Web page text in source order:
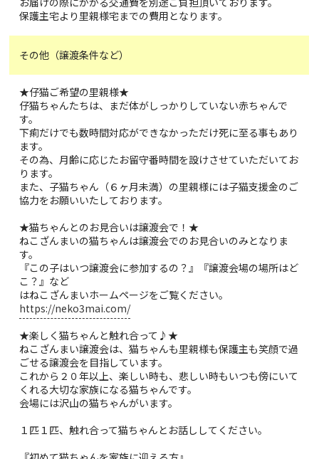
保護主宅より里親様宅までの費用となります。
その他（譲渡条件など）
★仔猫ご希望の里親様★
仔猫ちゃんたちは、まだ体がしっかりしていない赤ちゃんで
す。
下痢だけでも数時間対応ができなかっただけ死に至る事もあり
ます。
その為、月齢に応じたお留守番時間を設けさせていただいてお
ります。
また、子猫ちゃん（６ヶ月未満）の里親様には子猫支援金のご
協力をお願いいたしております。
★猫ちゃんとのお見合いは譲渡会で！★
ねこざんまいの猫ちゃんは譲渡会でのお見合いのみとなりま
す。
『この子はいつ譲渡会に参加するの？』『譲渡会場の場所はど
こ？』など
はねこざんまいホームページをご覧ください。
https://neko3mai.com/
★楽しく猫ちゃんと触れ合って♪★
ねこざんまい譲渡会は、猫ちゃんも里親様も保護主も笑顔で過
ごせる譲渡会を目指しています。
これから２０年以上、楽しい時も、悲しい時もいつも傍にいて
くれる大切な家族になる猫ちゃんです。
会場には沢山の猫ちゃんがいます。
１匹１匹、触れ合って猫ちゃんとお話ししてください。